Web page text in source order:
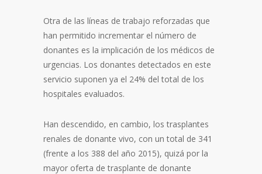
Otra de las líneas de trabajo reforzadas que
han permitido incrementar el número de
donantes es la implicación de los médicos de
urgencias. Los donantes detectados en este
servicio suponen ya el 24% del total de los
hospitales evaluados.
Han descendido, en cambio, los trasplantes
renales de donante vivo, con un total de 341
(frente a los 388 del año 2015), quizá por la
mayor oferta de trasplante de donante